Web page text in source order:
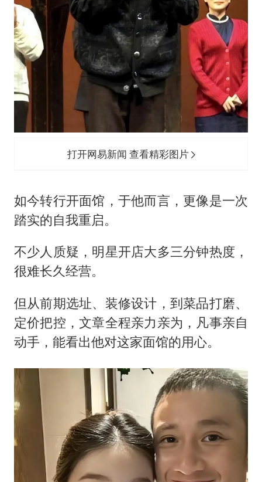
打开网易新闻 查看精彩图片
如今转行开面馆，于他而言，更像是一次
踏实的自我重启。
不少人质疑，明星开店大多三分钟热度，
很难长久经营。
但从前期选址、装修设计，到菜品打磨、
定价把控，文章全程亲力亲为，凡事亲自
动手，能看出他对这家面馆的用心。